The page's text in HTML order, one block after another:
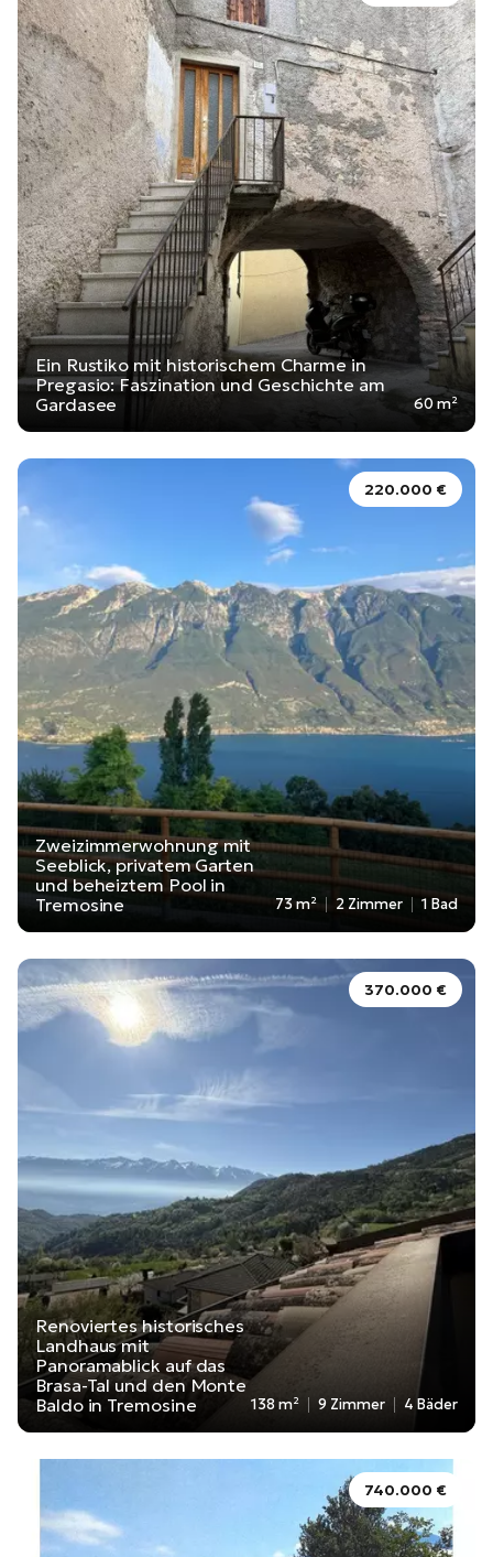
Ein Rustiko mit historischem Charme in
Pregasio: Faszination und Geschichte am
Gardasee
60 m²
220.000 €
Zweizimmerwohnung mit
Seeblick, privatem Garten
und beheiztem Pool in
Tremosine
73 m² 2 Zimmer 1 Bad
370.000 €
Renoviertes historisches
Landhaus mit
Panoramablick auf das
Brasa-Tal und den Monte
Baldo in Tremosine
138 m² 9 Zimmer 4 Bäder
740.000 €